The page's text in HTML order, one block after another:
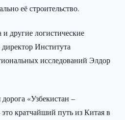
её строительство.
другие логистические
Института
исследований Элдор
«Узбекистан –
кратчайший путь из Китая в